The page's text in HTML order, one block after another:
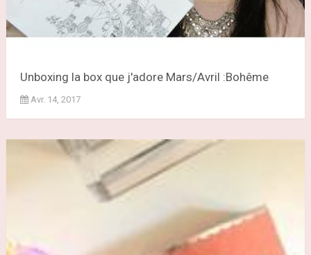
Unboxing la box que j'adore Mars/Avril :Bohême
Avr. 14, 2017